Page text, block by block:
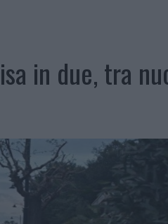
IDEALE PER LA CASA E L’UFFICIO
in due, tra